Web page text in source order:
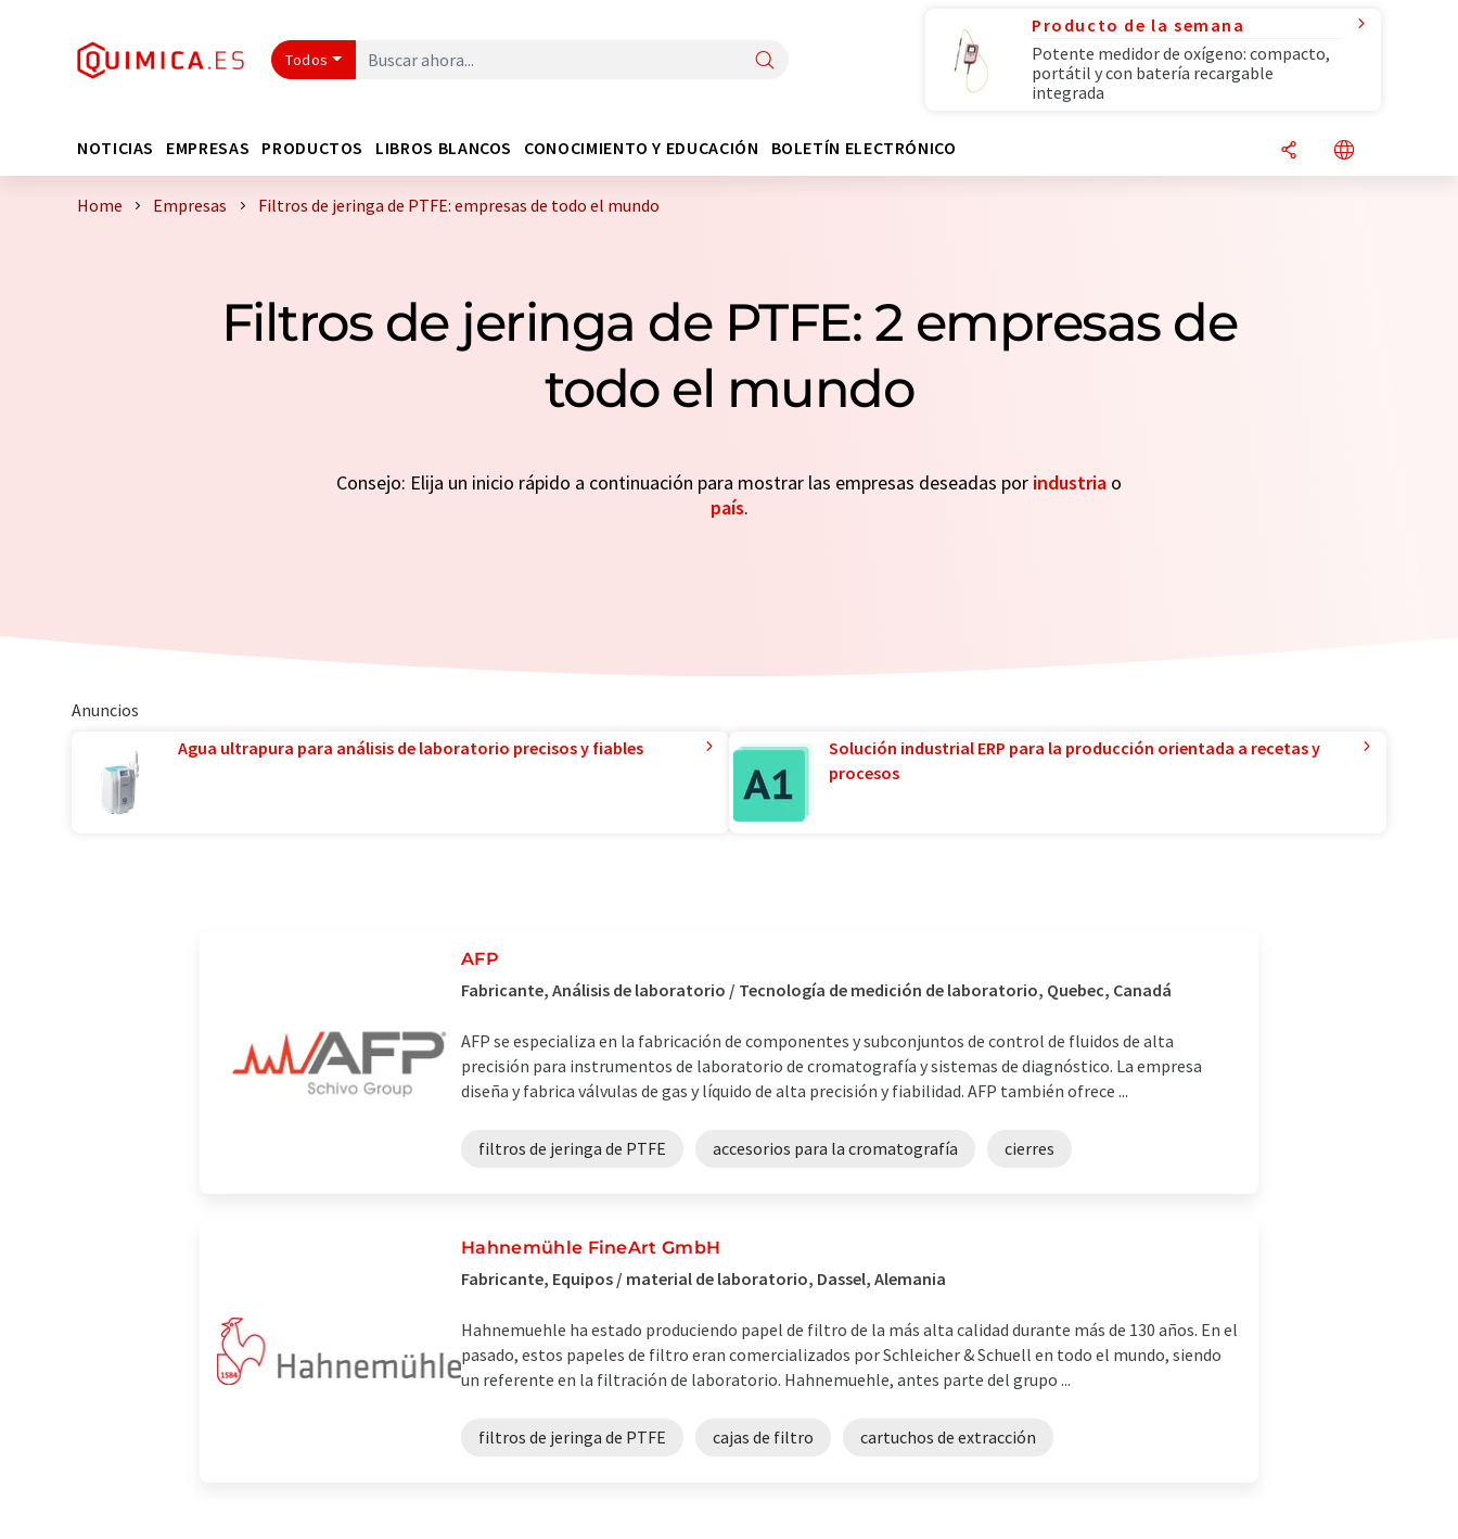
Todos
Producto de la semana
Potente medidor de oxígeno: compacto,
portátil y con batería recargable
integrada
NOTICIAS EMPRESAS PRODUCTOS LIBROS BLANCOS CONOCIMIENTO Y EDUCACIÓN BOLETÍN ELECTRÓNICO
Home Empresas Filtros de jeringa de PTFE: empresas de todo el mundo
Filtros de jeringa de PTFE: 2 empresas de
todo el mundo
Consejo: Elija un inicio rápido a continuación para mostrar las empresas deseadas por industria o
país.
Anuncios
Agua ultrapura para análisis de laboratorio precisos y fiables
Solución industrial ERP para la producción orientada a recetas y
procesos
AFP
Fabricante, Análisis de laboratorio / Tecnología de medición de laboratorio, Quebec, Canadá
AFP se especializa en la fabricación de componentes y subconjuntos de control de fluidos de alta
precisión para instrumentos de laboratorio de cromatografía y sistemas de diagnóstico. La empresa
diseña y fabrica válvulas de gas y líquido de alta precisión y fiabilidad. AFP también ofrece ...
filtros de jeringa de PTFE accesorios para la cromatografía cierres
Hahnemühle FineArt GmbH
Fabricante, Equipos / material de laboratorio, Dassel, Alemania
Hahnemuehle ha estado produciendo papel de filtro de la más alta calidad durante más de 130 años. En el
pasado, estos papeles de filtro eran comercializados por Schleicher & Schuell en todo el mundo, siendo
un referente en la filtración de laboratorio. Hahnemuehle, antes parte del grupo ...
filtros de jeringa de PTFE cajas de filtro cartuchos de extracción